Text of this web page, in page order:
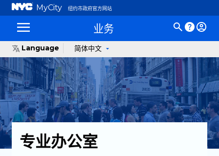
MyCity 纽约市政府官方网站
业务
Language 简体中文
专业办公室